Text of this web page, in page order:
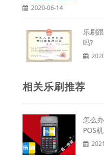
2020-06-14
乐刷
吗?
相关乐刷推荐
怎么
POS